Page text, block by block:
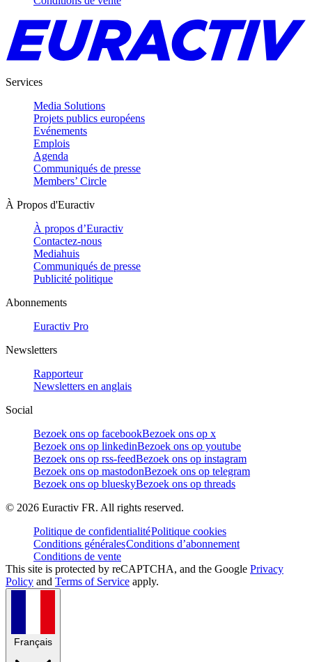
Services
Media Solutions
Projets publics européens
Evénements
Emplois
Agenda
Communiqués de presse
Members’ Circle
À Propos d'Euractiv
À propos d’Euractiv
Contactez-nous
Mediahuis
Communiqués de presse
Publicité politique
Abonnements
Euractiv Pro
Newsletters
Rapporteur
Newsletters en anglais
Social
Bezoek ons op facebookBezoek ons op x
Bezoek ons op linkedinBezoek ons op youtube
Bezoek ons op rss-feedBezoek ons op instagram
Bezoek ons op mastodonBezoek ons op telegram
Bezoek ons op blueskyBezoek ons op threads
© 2026 Euractiv FR. All rights reserved.
Politique de confidentialitéPolitique cookies
Conditions généralesConditions d’abonnement
Conditions de vente
This site is protected by reCAPTCHA, and the Google Privacy
Policy and Terms of Service apply.
Français